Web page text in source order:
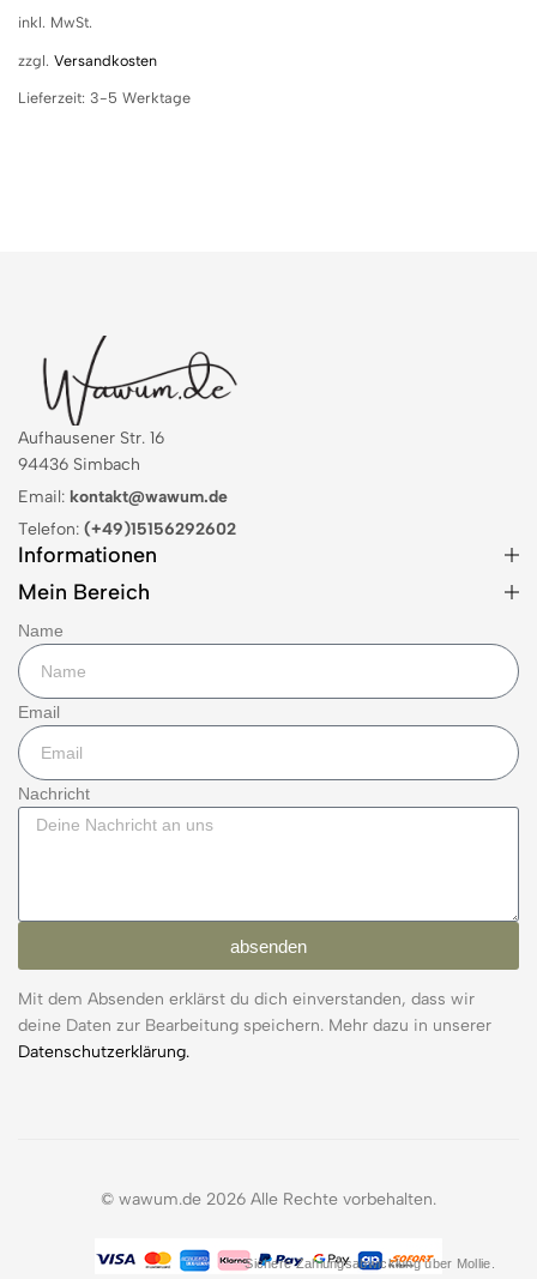
inkl. MwSt.
zzgl. Versandkosten
Lieferzeit: 3-5 Werktage
Aufhausener Str. 16
94436 Simbach
Email: kontakt@wawum.de
Telefon: (+49)15156292602
Informationen
Mein Bereich
Name
Email
Nachricht
absenden
Mit dem Absenden erklärst du dich einverstanden, dass wir
deine Daten zur Bearbeitung speichern. Mehr dazu in unserer
Datenschutzerklärung.
© wawum.de 2026 Alle Rechte vorbehalten.
Sichere Zahlungsabwicklung über Mollie.